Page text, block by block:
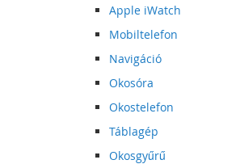
Apple iWatch
Mobiltelefon
Navigáció
Okosóra
Okostelefon
Táblagép
Okosgyűrű